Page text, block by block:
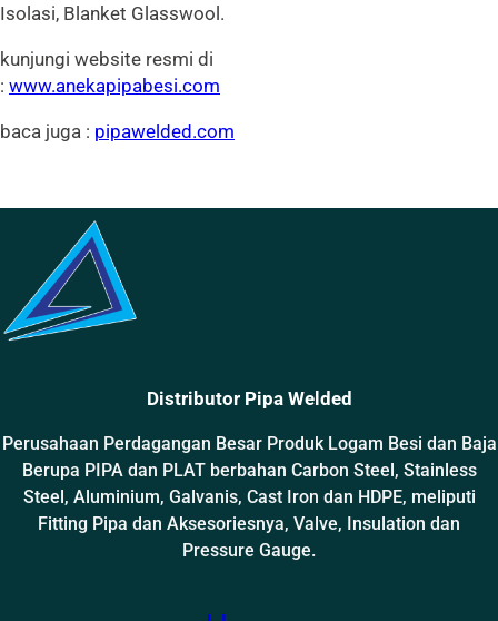
Isolasi, Blanket Glasswool.
kunjungi website resmi di
: www.anekapipabesi.com
baca juga : pipawelded.com
Distributor Pipa Welded
Perusahaan Perdagangan Besar Produk Logam Besi dan Baja
Berupa PIPA dan PLAT berbahan Carbon Steel, Stainless
Steel, Aluminium, Galvanis, Cast Iron dan HDPE, meliputi
Fitting Pipa dan Aksesoriesnya, Valve, Insulation dan
Pressure Gauge.